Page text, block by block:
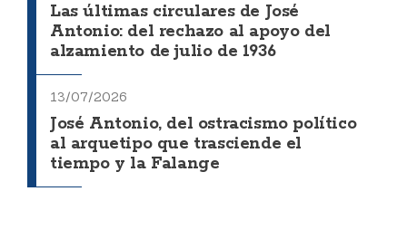
Las últimas circulares de José
Antonio: del rechazo al apoyo del
alzamiento de julio de 1936
13/07/2026
José Antonio, del ostracismo político
al arquetipo que trasciende el
tiempo y la Falange